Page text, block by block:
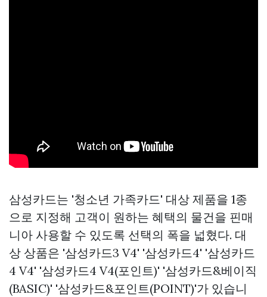
삼성카드는 '청소년 가족카드' 대상 제품을 1종
으로 지정해 고객이 원하는 혜택의 물건을 핀매
니아 사용할 수 있도록 선택의 폭을 넓혔다. 대
상 상품은 '삼성카드3 V4' '삼성카드4' '삼성카드
4 V4' '삼성카드4 V4(포인트)' '삼성카드&베이직
(BASIC)' '삼성카드&포인트(POINT)'가 있습니